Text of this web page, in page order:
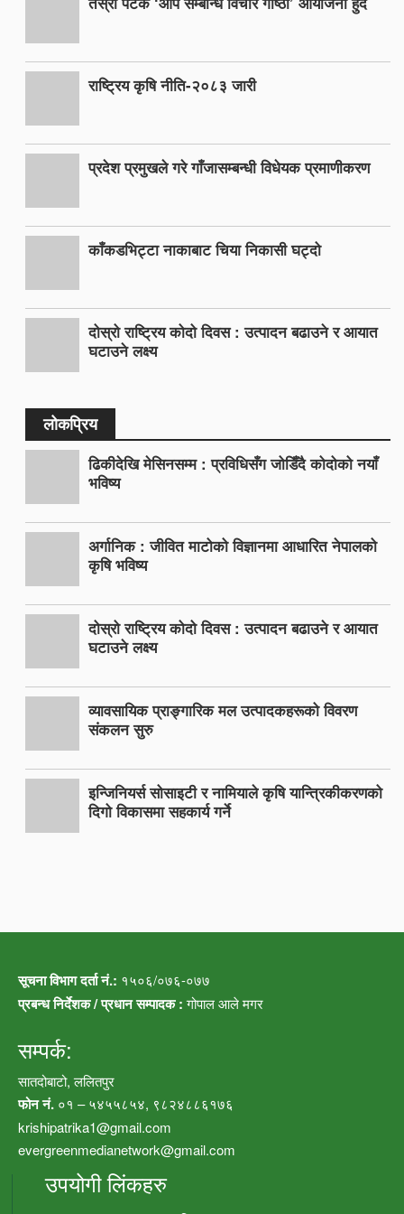
राष्ट्रिय कृषि नीति-२०८३ जारी
प्रदेश प्रमुखले गरे गाँजासम्बन्धी विधेयक प्रमाणीकरण
काँकडभिट्टा नाकाबाट चिया निकासी घट्दो
दोस्रो राष्ट्रिय कोदो दिवस : उत्पादन बढाउने र आयात
घटाउने लक्ष्य
लोकप्रिय
ढिकीदेखि मेसिनसम्म : प्रविधिसँग जोडिँदै कोदोको नयाँ
भविष्य
अर्गानिक : जीवित माटोको विज्ञानमा आधारित नेपालको
कृषि भविष्य
दोस्रो राष्ट्रिय कोदो दिवस : उत्पादन बढाउने र आयात
घटाउने लक्ष्य
व्यावसायिक प्राङ्गारिक मल उत्पादकहरूको विवरण
संकलन सुरु
इन्जिनियर्स सोसाइटी र नामियाले कृषि यान्त्रिकीकरणको
दिगो विकासमा सहकार्य गर्ने
सूचना विभाग दर्ता नं.: १५०६/०७६-०७७
प्रबन्ध निर्देशक / प्रधान सम्पादक :गोपाल आले मगर
सम्पर्क:
सातदोबाटो, ललितपुर
फोन नं. ०१ – ५४५५८५४, ९८२४८८६१७६
krishipatrika1@gmail.com
evergreenmedianetwork@gmail.com
उपयोगी लिंकहरु